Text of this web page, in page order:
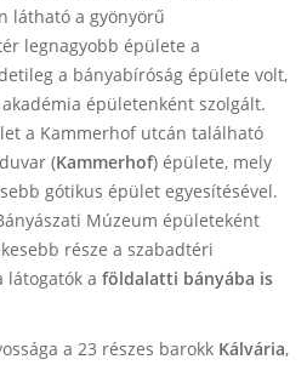
látható a gyönyörű
legnagyobb épülete a
a bányabíróság épülete volt,
épületenként szolgált.
a Kammerhof utcán található
(Kammerhof) épülete, mely
gótikus épület egyesítésével.
Múzeum épületeként
része a szabadtéri
látogatók a földalatti bányába is
a 23 részes barokk Kálvária,